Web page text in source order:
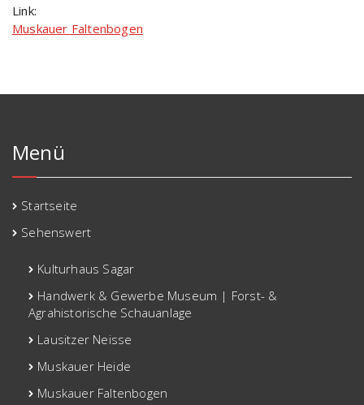
Link:
Muskauer Faltenbogen
Menü
Startseite
Sehenswert
Kulturhaus Sagar
Handwerk & Gewerbe Museum | Forst- &
Agrahistorische Schauanlage
Lausitzer Neisse
Muskauer Heide
Muskauer Faltenbogen